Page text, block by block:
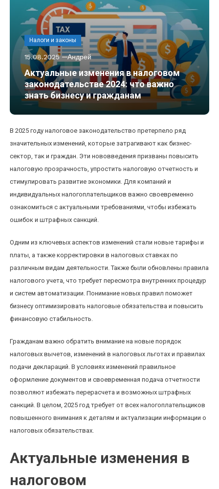
Налоги и законы
15.08.2025 Андрей
Актуальные изменения в налоговом
законодательстве 2024: что важно
знать бизнесу и гражданам
В 2025 году налоговое законодательство претерпело ряд
значительных изменений, которые затрагивают как бизнес-
сектор, так и граждан. Эти нововведения призваны повысить
налоговую прозрачность, упростить налоговую отчетность и
стимулировать развитие экономики. Для компаний и
индивидуальных налогоплательщиков важно своевременно
ознакомиться с актуальными требованиями, чтобы избежать
ошибок и штрафных санкций.
Одним из ключевых аспектов изменений стали новые тарифы и
платы, а также корректировки в налоговых ставках по
различным видам деятельности. Также были обновлены правила
налогового учета, что требует пересмотра внутренних процедур
и систем автоматизации. Понимание новых правил поможет
бизнесу оптимизировать налоговые обязательства и повысить
финансовую стабильность.
Гражданам важно обратить внимание на новые порядок
налоговых вычетов, изменений в налоговых льготах и правилах
подачи деклараций. В условиях изменений правильное
оформление документов и своевременная подача отчетности
позволяют избежать перерасчета и возможных штрафных
санкций. В целом, 2025 год требует от всех налогоплательщиков
повышенного внимания к деталям и актуализации информации о
налоговых обязательствах.
Актуальные изменения в
налоговом